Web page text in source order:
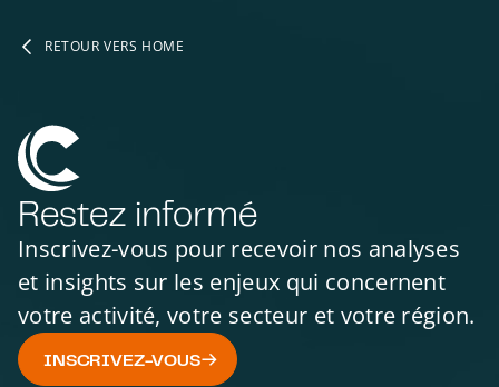
RETOUR VERS HOME
Restez informé
Inscrivez-vous pour recevoir nos analyses
et insights sur les enjeux qui concernent
votre activité, votre secteur et votre région.
INSCRIVEZ-VOUS